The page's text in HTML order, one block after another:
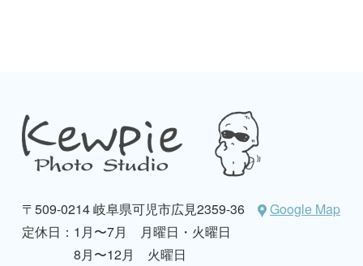
〒509-0214 岐阜県可児市広見2359-36
Google Map
定休日： 1月〜7月 月曜日・火曜日
8月〜12月 火曜日